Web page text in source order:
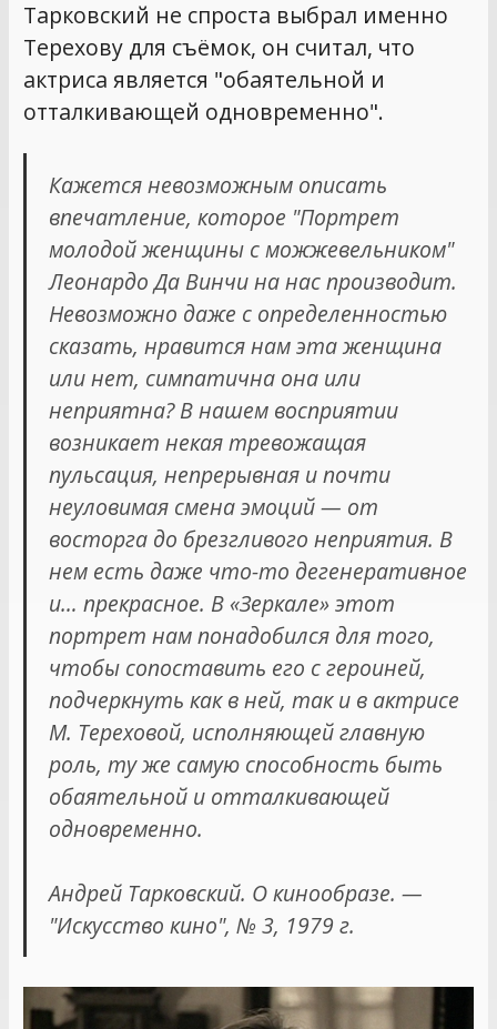
Тарковский не спроста выбрал именно
Терехову для съёмок, он считал, что
актриса является "обаятельной и
отталкивающей одновременно".
Кажется невозможным описать
впечатление, которое "Портрет
молодой женщины с можжевельником"
Леонардо Да Винчи на нас производит.
Невозможно даже с определенностью
сказать, нравится нам эта женщина
или нет, симпатична она или
неприятна? В нашем восприятии
возникает некая тревожащая
пульсация, непрерывная и почти
неуловимая смена эмоций — от
восторга до брезгливого неприятия. В
нем есть даже что-то дегенеративное
и… прекрасное. В «Зеркале» этот
портрет нам понадобился для того,
чтобы сопоставить его с героиней,
подчеркнуть как в ней, так и в актрисе
М. Тереховой, исполняющей главную
роль, ту же самую способность быть
обаятельной и отталкивающей
одновременно.
Андрей Тарковский. О кинообразе. —
"Искусство кино", № 3, 1979 г.